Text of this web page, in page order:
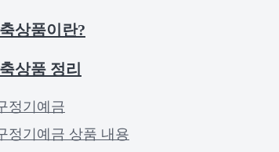
상품이란?
상품 정리
정기예금
정기예금 상품 내용